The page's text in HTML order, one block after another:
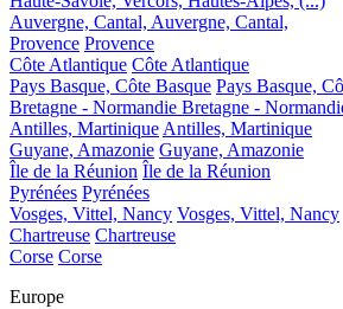
Auvergne, Cantal, Auvergne, Cantal,
Provence Provence
Côte Atlantique Côte Atlantique
Pays Basque, Côte Basque Pays Basque,
Bretagne - Normandie Bretagne -
Antilles, Martinique Antilles, Martinique
Guyane, Amazonie Guyane, Amazonie
Île de la Réunion Île de la Réunion
Pyrénées Pyrénées
Vosges, Vittel, Nancy Vosges, Vittel, Nancy
Chartreuse Chartreuse
Corse Corse
Europe